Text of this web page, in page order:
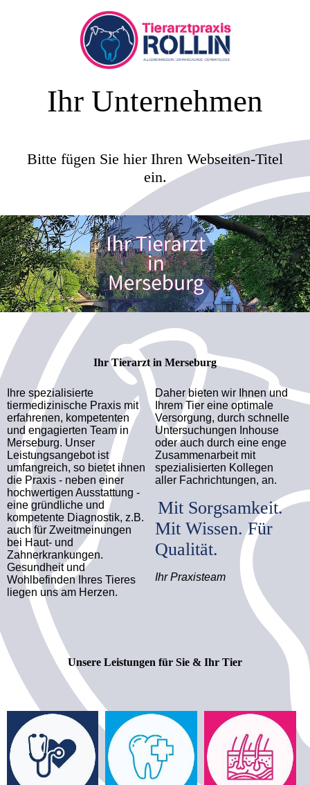
Ihr Unternehmen
Bitte fügen Sie hier Ihren Webseiten-Titel
ein.
Ihr Tierarzt in Merseburg
Ihre spezialisierte
tiermedizinische Praxis mit
erfahrenen, kompetenten
und engagierten Team in
Merseburg. Unser
Leistungsangebot ist
umfangreich, so bietet ihnen
die Praxis - neben einer
hochwertigen Ausstattung -
eine gründliche und
kompetente Diagnostik, z.B.
auch für Zweitmeinungen
bei Haut- und
Zahnerkrankungen.
Gesundheit und
Wohlbefinden Ihres Tieres
liegen uns am Herzen.
Daher bieten wir Ihnen und
Ihrem Tier eine optimale
Versorgung, durch schnelle
Untersuchungen Inhouse
oder auch durch eine enge
Zusammenarbeit mit
spezialisierten Kollegen
aller Fachrichtungen, an.
Mit Sorgsamkeit.
Mit Wissen. Für
Qualität.
Ihr Praxisteam
Unsere Leistungen für Sie & Ihr Tier